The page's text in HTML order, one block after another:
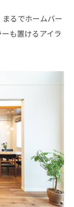
るでホームバー
も置けるアイラ